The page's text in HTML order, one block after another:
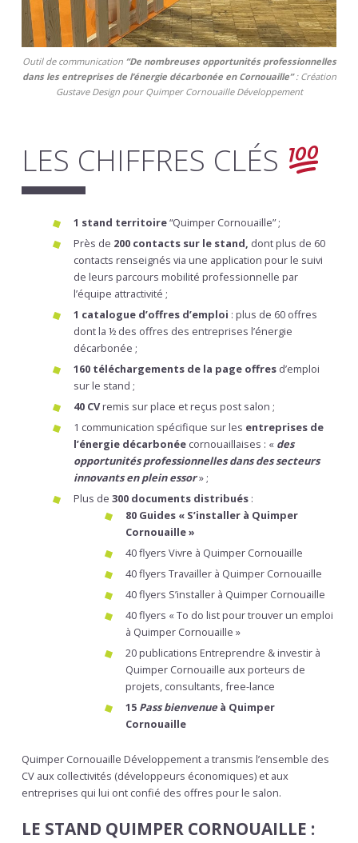
Outil de communication “De nombreuses opportunités professionnelles
dans les entreprises de l’énergie décarbonée en Cornouaille”: Création
Gustave Design pour Quimper Cornouaille Développement
LES CHIFFRES CLÉS
1 stand territoire“Quimper Cornouaille” ;
Près de 200 contacts sur le stand, dont plus de 60
contacts renseignés via une application pour le suivi
de leurs parcours mobilité professionnelle par
l’équipe attractivité ;
1 catalogue d’offres d’emploi : plus de 60 offres
dont la ½ des offres des entreprises l’énergie
décarbonée ;
160 téléchargements de la page offres d’emploi
sur le stand ;
40 CVremis sur place et reçus post salon ;
1 communication spécifique sur les entreprises de
l’énergie décarbonée cornouaillaises : « des
opportunités professionnelles dans des secteurs
innovants en plein essor» ;
Plus de 300 documents distribués :
80 Guides « S’installer à Quimper
Cornouaille »
40 flyers Vivre à Quimper Cornouaille
40 flyers Travailler à Quimper Cornouaille
40 flyers S’installer à Quimper Cornouaille
40 flyers « To do list pour trouver un emploi
à Quimper Cornouaille »
20 publications Entreprendre & investir à
Quimper Cornouaille aux porteurs de
projets, consultants, free-lance
15 Pass bienvenue à Quimper
Cornouaille
Quimper Cornouaille Développement a transmis l’ensemble des
CV aux collectivités (développeurs économiques) et aux
entreprises qui lui ont confié des offres pour le salon.
LE STAND QUIMPER CORNOUAILLE :